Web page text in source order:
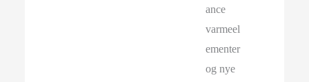
ance
varmeel
ementer
og nye